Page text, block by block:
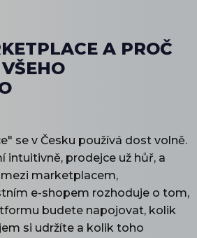
A PROČ
se v Česku používá dost volně.
intuitivně, prodejce už hůř, a
marketplacem,
e-shopem rozhoduje o tom,
budete napojovat, kolik
si udržíte a kolik toho